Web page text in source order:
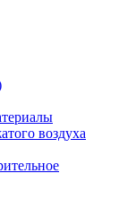
воздуха